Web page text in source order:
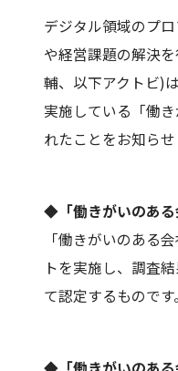
デジタル領域のプ
や経営課題の解決
輔、以下アクトビ)
実施している「働
れたことをお知らせ
◆「働きがいのある
「働きがいのある
トを実施し、調査
て認定するものです。